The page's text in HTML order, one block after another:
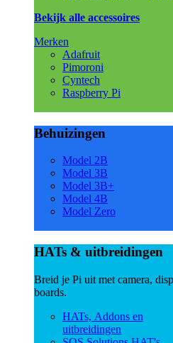
Bekijk alle accessoires
Merken
Adafruit
Pimoroni
Cyntech
Raspberry Pi
Behuizingen
Model 2B
Model 3B
Model 3B+
Model 4B
Model Zero
HATs & uitbreidingen
Breid je Pi uit met camera,
boards.
HATs, Addons en
uitbreidingen